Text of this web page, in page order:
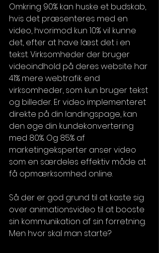
Omkring 90% kan huske et budskab,
hvis det præsenteres med en
video, hvorimod kun 10% vil kunne
det, efter at have læst det i en
tekst. Virksomheder der bruger
videoindhold på deres website har
41% mere webtrafik end
virksomheder, som kun bruger tekst
og billeder. Er video implementeret
direkte på din landingspage, kan
den øge din kundekonvertering
med 80%. Og 85% af
marketingeksperter anser video
som en særdeles effektiv måde at
få opmærksomhed online.
Så der er god grund til at kaste sig
over animationsvideo til at booste
sin kommunikation af sin forretning.
Men hvor skal man starte?